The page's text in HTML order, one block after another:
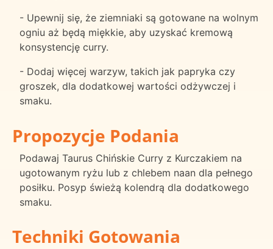
- Upewnij się, że ziemniaki są gotowane na wolnym
ogniu aż będą miękkie, aby uzyskać kremową
konsystencję curry.
- Dodaj więcej warzyw, takich jak papryka czy
groszek, dla dodatkowej wartości odżywczej i
smaku.
Propozycje Podania
Podawaj Taurus Chińskie Curry z Kurczakiem na
ugotowanym ryżu lub z chlebem naan dla pełnego
posiłku. Posyp świeżą kolendrą dla dodatkowego
smaku.
Techniki Gotowania